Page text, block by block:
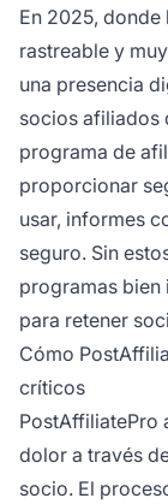
En 2025,
rastreable y
una presencia
socios afiliados
programa de
proporcionar
usar, informes
seguro. Sin
programas
para retener
Cómo
críticos
PostAffiliatePro
dolor a través
socio. El